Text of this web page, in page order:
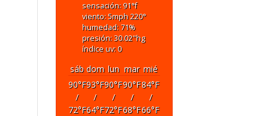
sensación: 91°f
viento: 5mph220°
humedad: 71%
presión: 30.02"hg
índice uv: 0
sáb dom lun mar mié
90°F
/
72°F
93°F
/
64°F
90°F
/
72°F
90°F
/
68°F
84°F
/
66°F